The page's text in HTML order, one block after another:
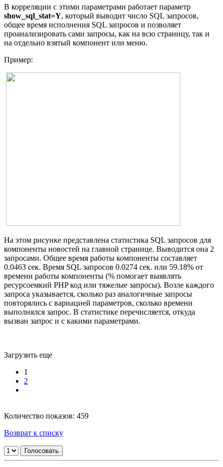
В корреляции с этими параметрами работает параметр
show_sql_stat=Y, который выводит число SQL запросов,
общее время исполнения SQL запросов и позволяет
проанализировать сами запросы, как на всю страницу, так и
на отдельно взятый компонент или меню.
Пример:
На этом рисунке представлена статистика SQL запросов для
компоненты новостей на главной странице. Выводится она 2
запросами. Общее время работы компоненты составляет
0.0463 сек. Время SQL запросов 0.0274 сек. или 59.18% от
времени работы компоненты (% помогает выявлять
ресурсоемкий PHP код или тяжелые запросы). Возле каждого
запроса указывается, сколько раз аналогичные запросы
повторялись с вариацией параметров, сколько времени
выполнялся запрос. В статистике перечисляется, откуда
вызван запрос и с какими параметрами.
Загрузить еще
1
2
Количество показов: 459
Возврат к списку